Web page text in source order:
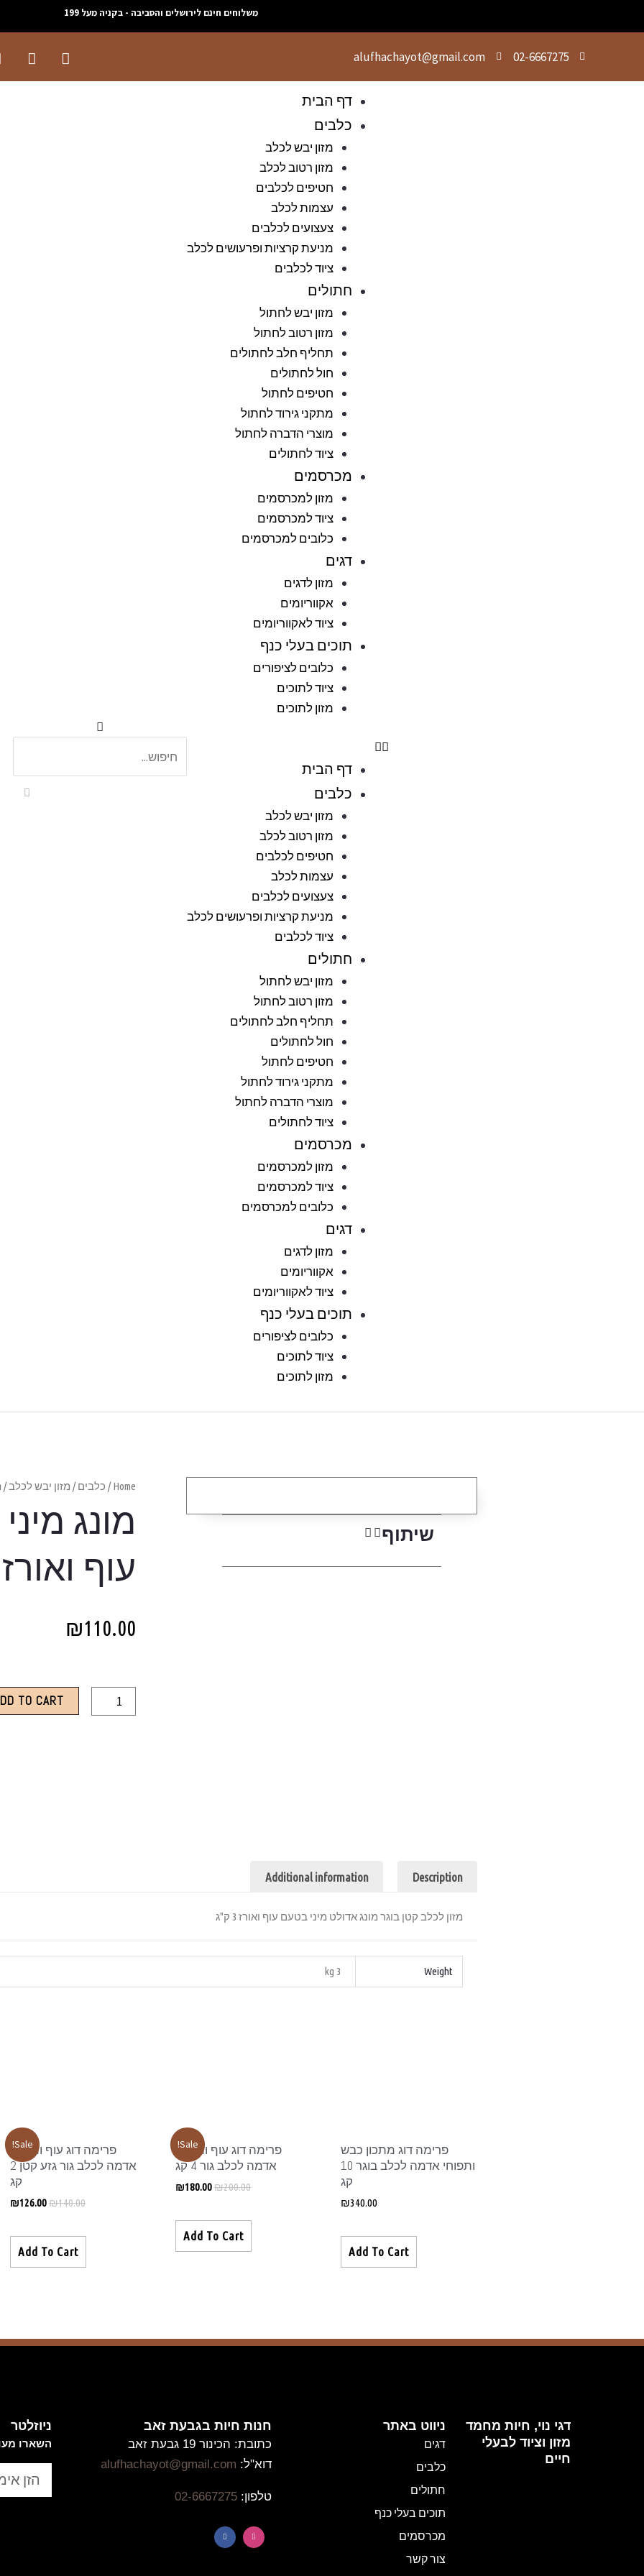
משלוחים חינם לירושלים והסביבה - בקניה מעל 199
02-6667275
alufhachayot@gmail.com
דף הבית
כלבים
מזון יבש לכלב
מזון רטוב לכלב
חטיפים לכלבים
עצמות לכלב
צעצועים לכלבים
מניעת קרציות ופרעושים לכלב
ציוד לכלבים
חתולים
מזון יבש לחתול
מזון רטוב לחתול
תחליף חלב לחתולים
חול לחתולים
חטיפים לחתול
מתקני גירוד לחתול
מוצרי הדברה לחתול
ציוד לחתולים
מכרסמים
מזון למכרסמים
ציוד למכרסמים
כלובים למכרסמים
דגים
מזון לדגים
אקווריומים
ציוד לאקווריומים
תוכים בעלי כנף
כלובים לציפורים
ציוד לתוכים
מזון לתוכים
דף הבית
כלבים
מזון יבש לכלב
מזון רטוב לכלב
חטיפים לכלבים
עצמות לכלב
צעצועים לכלבים
מניעת קרציות ופרעושים לכלב
ציוד לכלבים
חתולים
מזון יבש לחתול
מזון רטוב לחתול
תחליף חלב לחתולים
חול לחתולים
חטיפים לחתול
מתקני גירוד לחתול
מוצרי הדברה לחתול
ציוד לחתולים
מכרסמים
מזון למכרסמים
ציוד למכרסמים
כלובים למכרסמים
דגים
מזון לדגים
אקווריומים
ציוד לאקווריומים
תוכים בעלי כנף
כלובים לציפורים
ציוד לתוכים
מזון לתוכים
שיתוף
Home
/ כלבים/ מזון יבש לכלב/
מונג
עוף ואורז 3 ק"ג
₪110.00
TO CART
Description
Additional information
מזון לכלב קטן בוגר מונג אדולט מיני בטעם עוף ואורז 3 ק"ג
Weight
3 kg
פרימה דוג מתכון כבש
ותפוחי אדמה לכלב בוגר 10
קג
₪340.00
Add To Cart
Sale!
פרימה דוג עוף ותפוחי
אדמה לכלב גור 4 קג
₪200.00
₪180.00
Add To Cart
Sale!
פרימה דוג עוף ותפוחי
אדמה לכלב גור גזע קטן 2
קג
₪140.00
₪126.00
Add To Cart
דגי נוי, חיות מחמד
מזון וציוד לבעלי
חיים
ניווט באתר
דגים
כלבים
חתולים
תוכים בעלי כנף
מכרסמים
צור קשר
חנות חיות בגבעת זאב
כתובת: הכינור 19 גבעת זאב
דוא"ל: alufhachayot@gmail.com
טלפון: 02-6667275
ניוזלטר
השארו